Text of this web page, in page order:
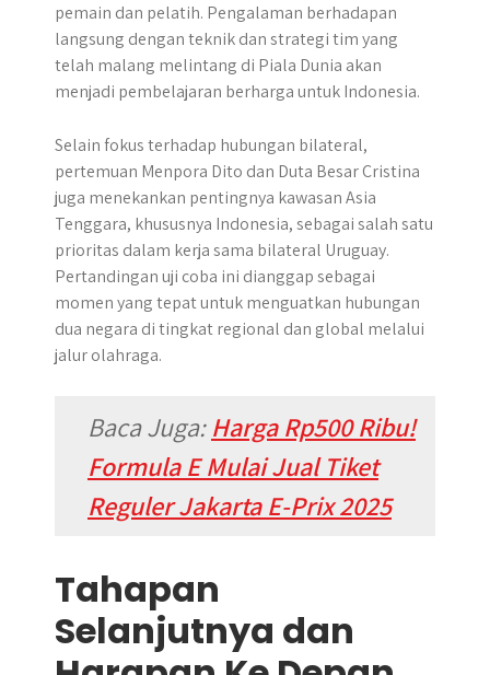
pemain dan pelatih. Pengalaman berhadapan
langsung dengan teknik dan strategi tim yang
telah malang melintang di Piala Dunia akan
menjadi pembelajaran berharga untuk Indonesia.
Selain fokus terhadap hubungan bilateral,
pertemuan Menpora Dito dan Duta Besar Cristina
juga menekankan pentingnya kawasan Asia
Tenggara, khususnya Indonesia, sebagai salah satu
prioritas dalam kerja sama bilateral Uruguay.
Pertandingan uji coba ini dianggap sebagai
momen yang tepat untuk menguatkan hubungan
dua negara di tingkat regional dan global melalui
jalur olahraga.
Baca Juga:Harga Rp500 Ribu!
Formula E Mulai Jual Tiket
Reguler Jakarta E-Prix 2025
Tahapan
Selanjutnya dan